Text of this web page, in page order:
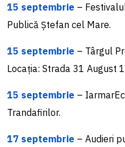
15 septembrie –
Publică Ștefan cel Mare.
15 septembrie – Târgul
Locația: Strada 31 August
15 septembrie –
Trandafirilor.
17 septembrie – Audieri